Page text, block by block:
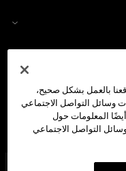
شركة OKX Middle East Fintech FZE مُرخَّصة من هيئة تنظيم
بالعمل بشكل صحيح،
وسائل التواصل الاجتماعي
المعلومات حول
التواصل الاجتماعي